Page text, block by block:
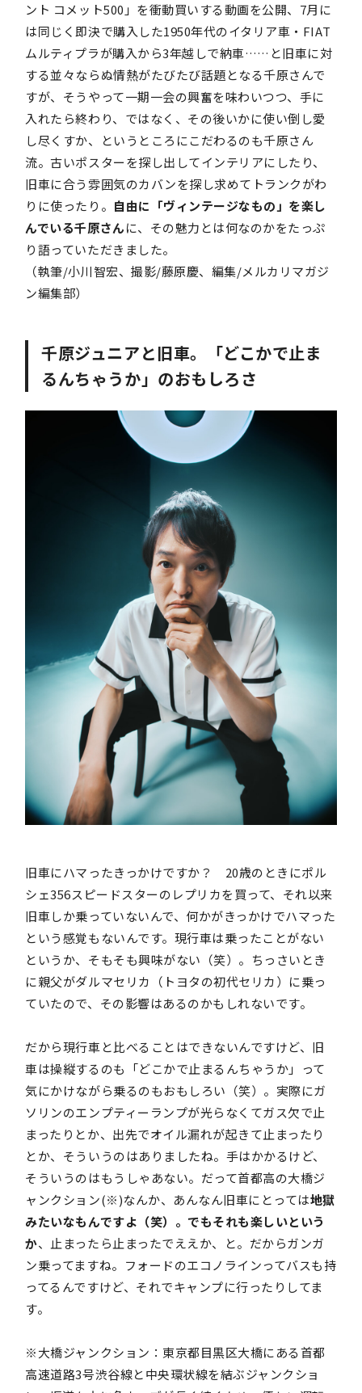
ント コメット500」を衝動買いする動画を公開、7月に
は同じく即決で購入した1950年代のイタリア車・FIAT
ムルティプラが購入から3年越しで納車……と旧車に対
する並々ならぬ情熱がたびたび話題となる千原さんで
すが、そうやって一期一会の興奮を味わいつつ、手に
入れたら終わり、ではなく、その後いかに使い倒し愛
し尽くすか、というところにこだわるのも千原さん
流。古いポスターを探し出してインテリアにしたり、
旧車に合う雰囲気のカバンを探し求めてトランクがわ
りに使ったり。 自由に「ヴィンテージなもの」を楽し
んでいる千原さんに、その魅力とは何なのかをたっぷ
り語っていただきました。
（執筆/小川智宏、撮影/藤原慶、編集/メルカリマガジ
ン編集部）
千原ジュニアと旧車。「どこかで止ま
るんちゃうか」のおもしろさ
旧車にハマったきっかけですか？ 20歳のときにポル
シェ356スピードスターのレプリカを買って、それ以来
旧車しか乗っていないんで、何かがきっかけでハマった
という感覚もないんです。現行車は乗ったことがない
というか、そもそも興味がない（笑）。ちっさいとき
に親父がダルマセリカ（トヨタの初代セリカ）に乗っ
ていたので、その影響はあるのかもしれないです。
だから現行車と比べることはできないんですけど、旧
車は操縦するのも「どこかで止まるんちゃうか」って
気にかけながら乗るのもおもしろい（笑）。実際にガ
ソリンのエンプティーランプが光らなくてガス欠で止
まったりとか、出先でオイル漏れが起きて止まったり
とか、そういうのはありましたね。手はかかるけど、
そういうのはもうしゃあない。だって首都高の大橋ジ
ャンクション(※)なんか、あんなん旧車にとっては地獄
みたいなもんですよ（笑）。でもそれも楽しいという
か、止まったら止まったでええか、と。だからガンガ
ン乗ってますね。フォードのエコノラインってバスも持
ってるんですけど、それでキャンプに行ったりしてま
す。
※大橋ジャンクション：東京都目黒区大橋にある首都
高速道路3号渋谷線と中央環状線を結ぶジャンクショ